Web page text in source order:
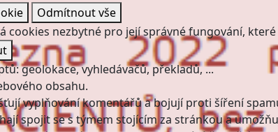
Odmítnout vše
cookies nezbytné pro její správné fungování,
geolokace, vyhledávačů, překladů, ...
obsahu.
vyplňování komentářů a bojují proti šíření
spojit se s týmem stojícím za stránkou a